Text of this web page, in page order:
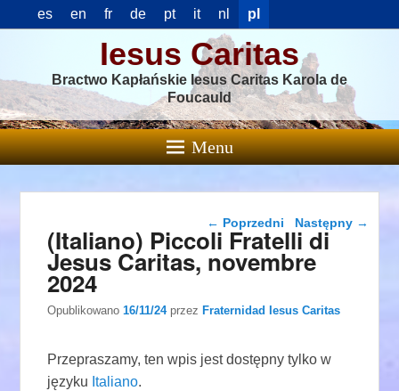
es en fr de pt it nl pl
Iesus Caritas
Bractwo Kapłańskie Iesus Caritas Karola de
Foucauld
Menu
Nawigacja wpisu
← Poprzedni Następny →
(Italiano) Piccoli Fratelli di
Jesus Caritas, novembre
2024
Opublikowano16/11/24 przezFraternidad Iesus Caritas
Przepraszamy, ten wpis jest dostępny tylko w
języku Italiano.